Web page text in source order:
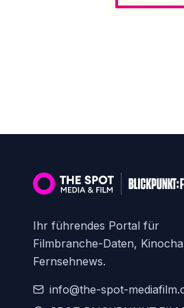
Ihr führendes Portal für
Filmbranche-Daten,
Fernsehnews.
info@the-spot-